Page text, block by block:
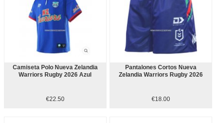
Camiseta Polo Nueva Zelandia
Warriors Rugby 2026 Azul
€22.50
Pantalones Cortos Nueva
Zelandia Warriors Rugby 2026
€18.00